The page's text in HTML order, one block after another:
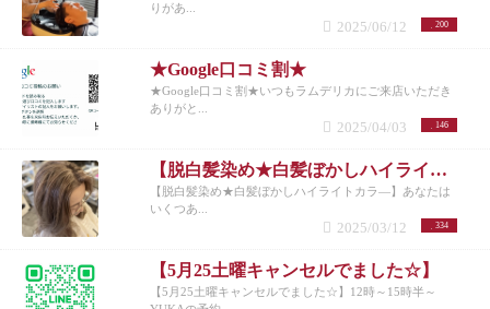
りがあ...
200
2025/06/12
★Google口コミ割★
★Google口コミ割★いつもラムデリカにご来店いただき
ありがと...
146
2025/04/03
【脱白髪染め★白髪ぼかしハイライトカラ―】
【脱白髪染め★白髪ぼかしハイライトカラ―】あなたは
いくつあ...
334
2025/03/12
【5月25土曜キャンセルでました☆】
【5月25土曜キャンセルでました☆】12時～15時半～